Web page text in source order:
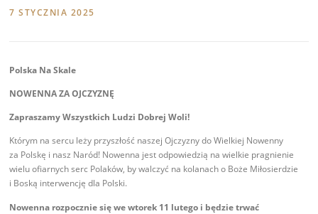
7 STYCZNIA 2025
Polska Na Skale
NOWENNA ZA OJCZYZNĘ
Zapraszamy Wszystkich Ludzi Dobrej Woli!
Którym na sercu leży przyszłość naszej Ojczyzny do Wielkiej Nowenny
za Polskę i nasz Naród! Nowenna jest odpowiedzią na wielkie pragnienie
wielu ofiarnych serc Polaków, by walczyć na kolanach o Boże Miłosierdzie
i Boską interwencję dla Polski.
Nowenna rozpocznie się we wtorek 11 lutego i będzie trwać